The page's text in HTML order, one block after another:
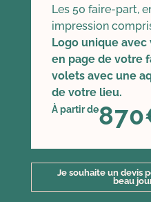
Les 50 faire-part,
impression
Logo unique
en page de votre
volets avec une
de votre lieu.
À partir de
Je souhaite un devis
beau